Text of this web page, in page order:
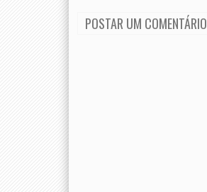
POSTAR UM COMENTÁRIO